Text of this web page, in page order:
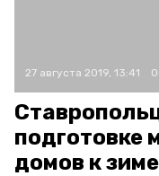
27 августа 2019, 13:41
подготовке
домов к зиме